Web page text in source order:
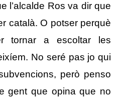
l’alcalde Ros va dir que
català. O potser perquè
tornar a escoltar les
No seré pas jo qui
però penso
gent que opina que no